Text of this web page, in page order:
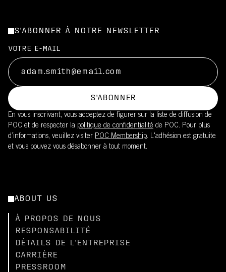
S'ABONNER À NOTRE NEWSLETTER
VOTRE E-MAIL
S'ABONNER
En vous inscrivant, vous acceptez de figurer sur la liste de diffusion de
POC et de respecter la politique de confidentialité de POC. Pour plus
d’informations, veuillez visiter POC Membership. L'adhésion est gratuite
et vous pouvez vous désabonner à tout moment.
ABOUT US
À PROPOS DE NOUS
RESPONSABILITÉ
DÉTAILS DE L'ENTREPRISE
CARRIÈRE
PRESSROOM